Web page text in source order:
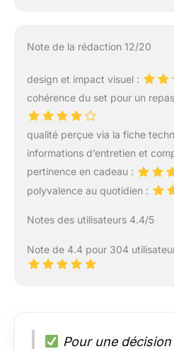
Note de la rédaction 12/20
design et impact visuel :
cohérence du set pour un
qualité perçue via la fiche
informations d’entretien et
pertinence en cadeau :
polyvalence au quotidien :
Notes des utilisateurs 4.4/5
Note de 4.4 pour 304
Pour une